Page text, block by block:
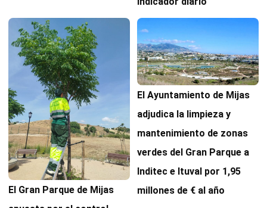
El Gran Parque de Mijas
El Ayuntamiento de Mijas
adjudica la limpieza y
mantenimiento de zonas
verdes del Gran Parque a
Inditec e Ituval por 1,95
millones de € al año